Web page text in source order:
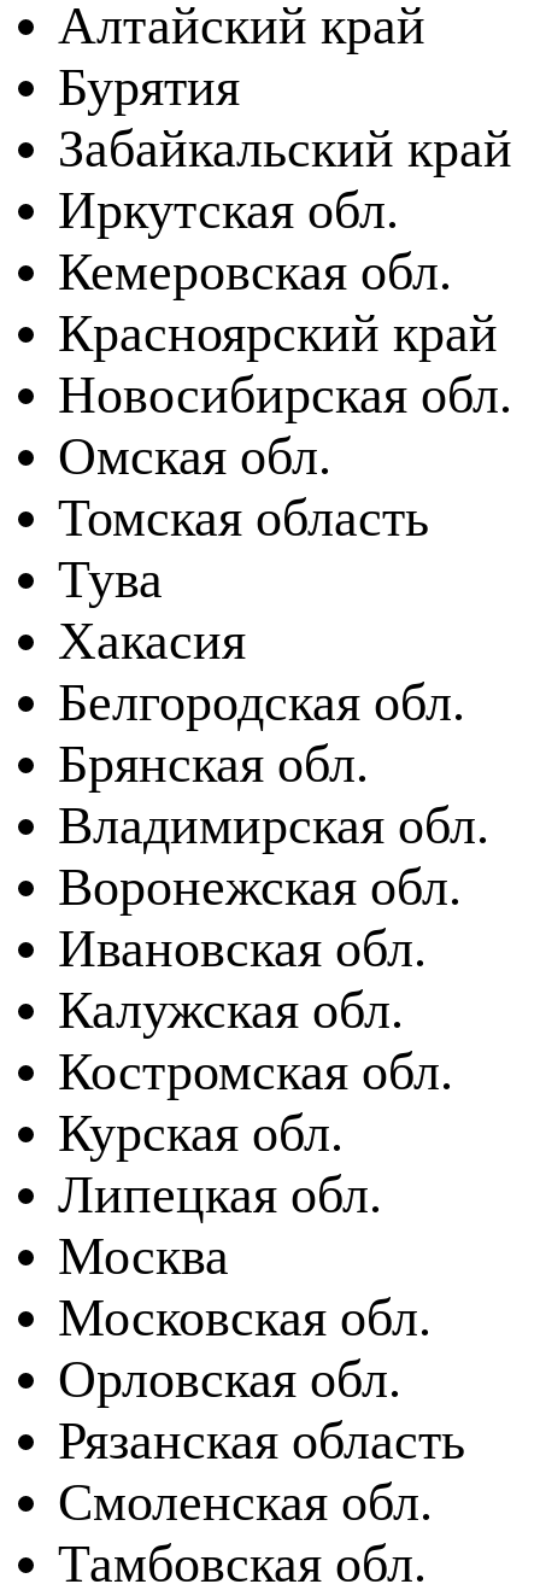
Алтайский край
Бурятия
Забайкальский край
Иркутская обл.
Кемеровская обл.
Красноярский край
Новосибирская обл.
Омская обл.
Томская область
Тува
Хакасия
Белгородская обл.
Брянская обл.
Владимирская обл.
Воронежская обл.
Ивановская обл.
Калужская обл.
Костромская обл.
Курская обл.
Липецкая обл.
Москва
Московская обл.
Орловская обл.
Рязанская область
Смоленская обл.
Тамбовская обл.